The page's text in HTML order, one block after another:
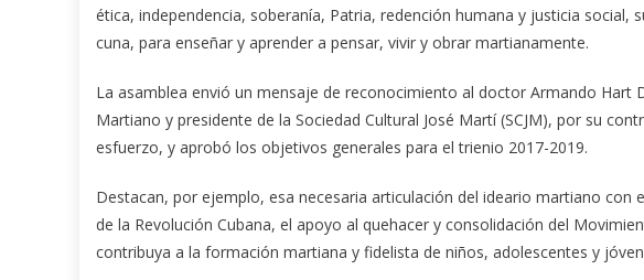
ética, independencia, soberanía, Patria, redención humana y justicia social,
cuna, para enseñar y aprender a pensar, vivir y obrar martianamente.
La asamblea envió un mensaje de reconocimiento al doctor Armando Hart
Martiano y presidente de la Sociedad Cultural José Martí (SCJM), por su
esfuerzo, y aprobó los objetivos generales para el trienio 2017-2019.
Destacan, por ejemplo, esa necesaria articulación del ideario martiano con
de la Revolución Cubana, el apoyo al quehacer y consolidación del
contribuya a la formación martiana y fidelista de niños, adolescentes y